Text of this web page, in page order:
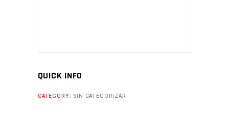
QUICK INFO
CATEGORY: SIN CATEGORIZAR